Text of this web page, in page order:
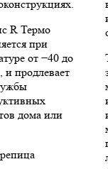
R Термо
при
от −40 до
и продлевает
дома или